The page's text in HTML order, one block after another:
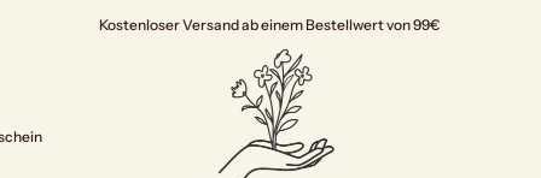
Kostenloser Versand ab einem Bestellwert von 99€
The Great Blossom